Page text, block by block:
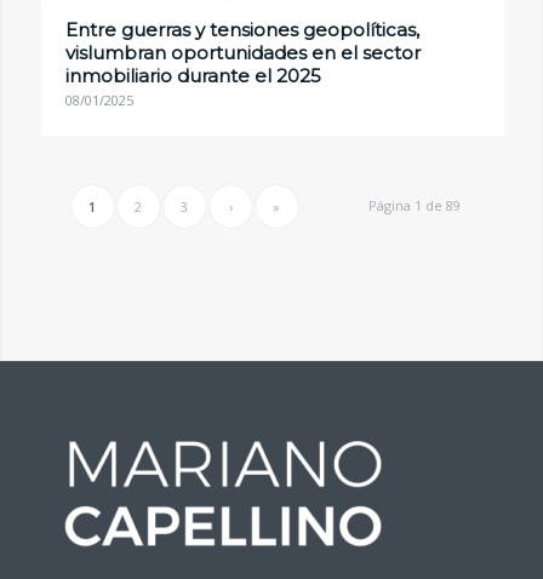
Entre guerras y tensiones geopolíticas,
vislumbran oportunidades en el sector
inmobiliario durante el 2025
08/01/2025
Página 1 de 89
1 2 3 › »